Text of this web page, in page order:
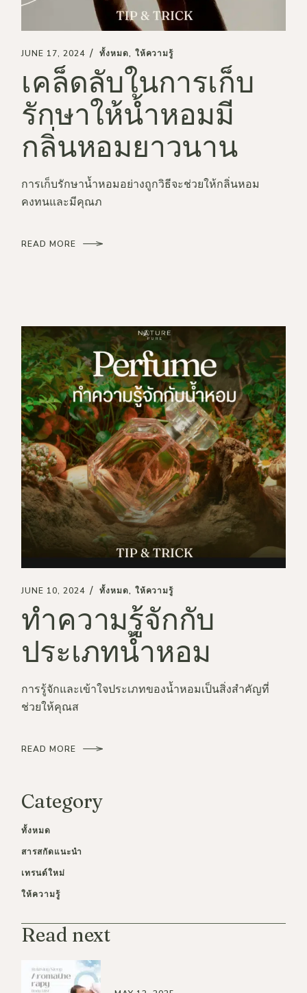
JUNE 17, 2024 ทั้งหมด ให้ความรู้
เคล็ดลับในการเก็บ
รักษาให้น้ำหอมมี
กลิ่นหอมยาวนาน
การเก็บรักษาน้ำหอมอย่างถูกวิธีจะช่วยให้กลิ่นหอม
คงทนและมีคุณภ
READ MORE
JUNE 10, 2024 ทั้งหมด ให้ความรู้
ทำความรู้จักกับ
ประเภทน้ำหอม
การรู้จักและเข้าใจประเภทของน้ำหอมเป็นสิ่งสำคัญที่
ช่วยให้คุณส
READ MORE
Category
ทั้งหมด
สารสกัดแนะนำ
เทรนด์ใหม่
ให้ความรู้
Read next